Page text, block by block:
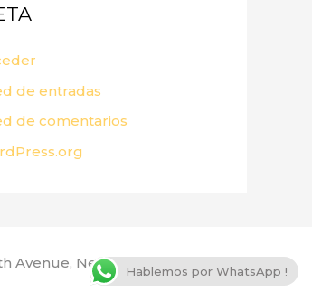
de entradas
de comentarios
Avenue, New York, NY 10160, USA
Hablemos por WhatsApp !